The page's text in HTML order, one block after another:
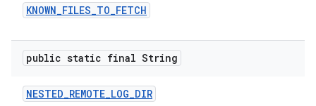
KNOWN_FILES_TO_FETCH
public static final String
NESTED_REMOTE_LOG_DIR